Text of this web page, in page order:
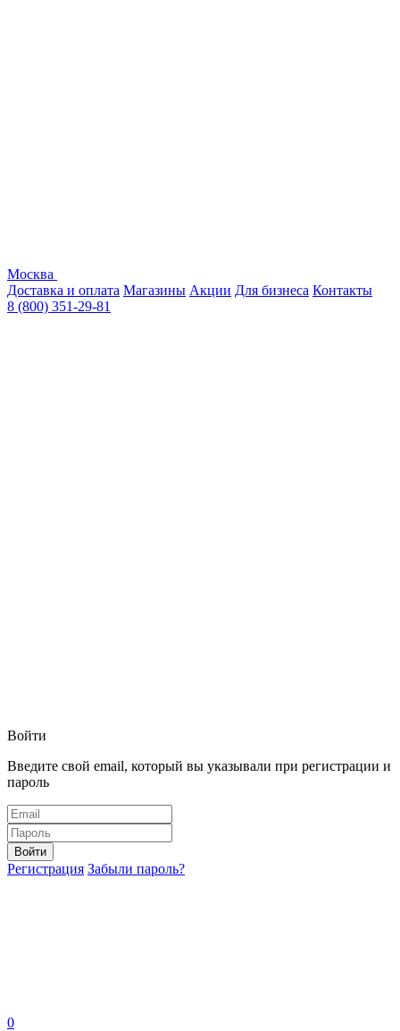
Москва
Доставка и оплата Магазины Акции Для бизнеса Контакты
8 (800) 351-29-81
Войти
Введите свой email, который вы указывали при регистрации и
пароль
Войти
Регистрация Забыли пароль?
0